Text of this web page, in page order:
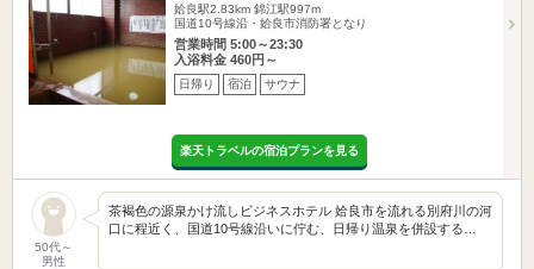
姶良駅2.83km 錦江駅997m
国道10号線沿・姶良市消防署となり
営業時間 5:00～23:30
入浴料金 460円～
日帰り 宿泊 サウナ
楽天トラベルの宿泊プランを見る
50代～
男性
茶褐色の源泉かけ流しビジネスホテル 姶良市を流れる別府川の河
口に程近く、国道10号線沿いに佇む、日帰り温泉を併設する…